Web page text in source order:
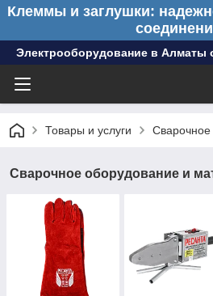
Клеммы и заглушки:
Электрооборудование в Алматы
Товары и услуги
Сварочное оборудование и